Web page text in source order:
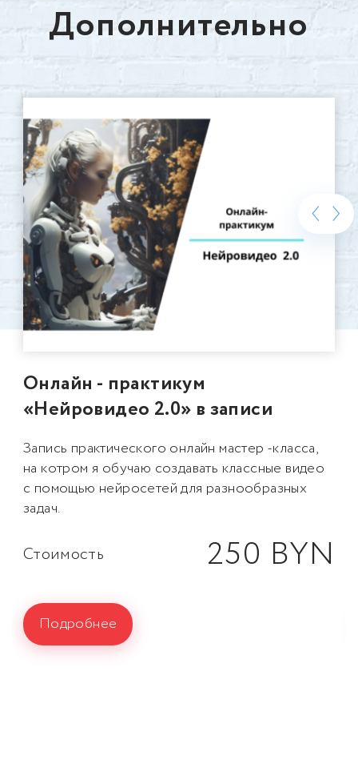
Дополнительно
Онлайн - практикум
«Нейровидео 2.0» в записи
Запись практического онлайн мастер -класса,
на котром я обучаю создавать классные видео
с помощью нейросетей для разнообразных
задач.
Стоимость 250 BYN
Подробнее
‹ ›